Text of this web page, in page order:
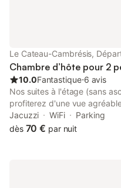
Le Cateau-Cambrésis,
Chambre d’hôte pour 2
10.0Fantastique⋅6 avis
Nos suites à l'étage (sans
profiterez d'une vue
ferme typique du
moderne, sublimées par une
Jacuzzi WiFi
Parking
dès 70 € par nuit